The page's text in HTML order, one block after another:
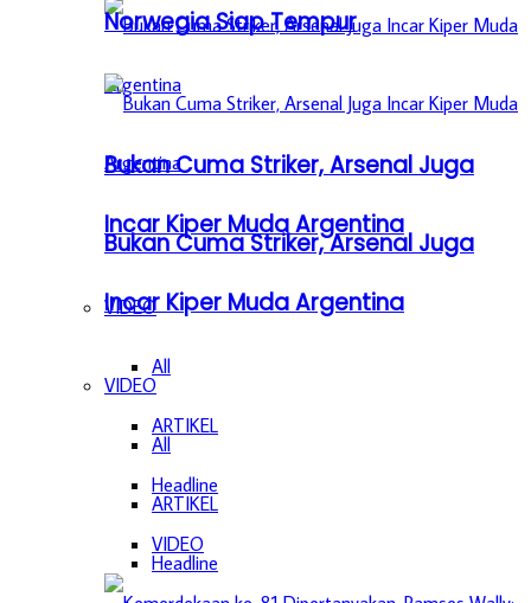
Bukan Cuma Striker, Arsenal Juga
Incar Kiper Muda Argentina
VIDEO
All
ARTIKEL
Headline
VIDEO
Norwegia Siap Tempur
Bukan Cuma Striker, Arsenal Juga
Incar Kiper Muda Argentina
VIDEO
All
ARTIKEL
Headline